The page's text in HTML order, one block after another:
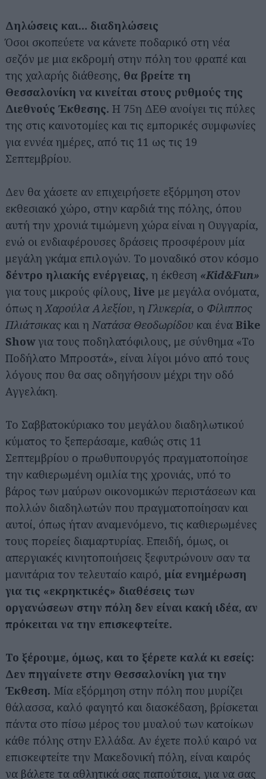
Δηλώσεις και… διαδηλώσεις
Όσοι σκοπεύετε να κάνετε ποδαρικό στη νέα
σεζόν με μια εκδρομή στην πόλη του φραπέ και
της χαλαρής διάθεσης, θα βρείτε τη
Θεσσαλονίκη να κινείται στους ρυθμούς της
Διεθνούς Έκθεσης. Η 75η ΔΕΘ ανοίγει τις πύλες
της στις καινοτομίες και τις εμπορικές συμφωνίες
για εννέα ημέρες, από τις 11 ως τις 19
Σεπτεμβρίου.
Δεν θα χάσετε αν επιχειρήσετε εξόρμηση στον
εκθεσιακό χώρο, στην καρδιά της πόλης, όπου
αυτή την χρονιά τιμώμενη χώρα είναι η Ουγγαρία,
ενώ οι ενδιαφέρουσες δράσεις προσφέρουν μία
μεγάλη γκάμα επιλογών. Το μοναδικό στον κόσμο
δέντρο ηλιακής ενέργειας, η έκθεση «Kid&Fun»
για τους μικρούς φίλους, live με μεγάλα ονόματα,
όπως η Χαρούλα Αλεξίου, η Γλυκερία, ο Φίλιππος
Πλιάτσικας και η Νατάσα Θεοδωρίδου και ένα Bike
Showγια τους ποδηλατόφιλους, με σύνθημα «Το
Ποδήλατο Μπροστά», είναι λίγοι μόνο από τους
λόγους που θα σας οδηγήσουν μέχρι την οδό
Αγγελάκη.
Το Σαββατοκύριακο του μεγάλου διαδηλωτικού
κύματος το ξεπεράσαμε, καθώς στις 11
Σεπτεμβρίου ο πρωθυπουργός πραγματοποίησε
την καθιερωμένη ομιλία της χρονιάς, υπό το
βάρος των μαύρων οικονομικών περιστάσεων και
πολλών διαδηλωτών που πραγματοποίησαν και
αυτοί, όπως ήταν αναμενόμενο, τις καθιερωμένες
τους πορείες διαμαρτυρίας. Επειδή, όμως, οι
απεργιακές κινητοποιήσεις ξεφυτρώνουν σαν τα
μανιτάρια τον τελευταίο καιρό, μία ενημέρωση
για τις «εκρηκτικές» διαθέσεις των
οργανώσεων στην πόλη δεν είναι κακή ιδέα, αν
πρόκειται να την επισκεφτείτε.
Το ξέρουμε, όμως, και το ξέρετε καλά κι εσείς:
Δεν πηγαίνετε στην Θεσσαλονίκη για την
Έκθεση. Μία εξόρμηση στην πόλη που μυρίζει
θάλασσα, καλό φαγητό και διασκέδαση, βρίσκεται
πάντα στο πίσω μέρος του μυαλού των κατοίκων
κάθε πόλης στην Ελλάδα. Αν έχετε πολύ καιρό να
επισκεφτείτε την Μακεδονική πόλη, είναι καιρός
να βάλετε τα αθλητικά σας παπούτσια, για να σας